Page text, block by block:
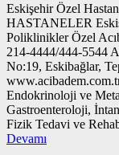
Eskişehir Özel
HASTANELER
Poliklinikler Özel
214-4444/444-5544
No:19, Eskibağlar,
Endokrinoloji ve
Gastroenteroloji,
Fizik Tedavi ve
Devamı